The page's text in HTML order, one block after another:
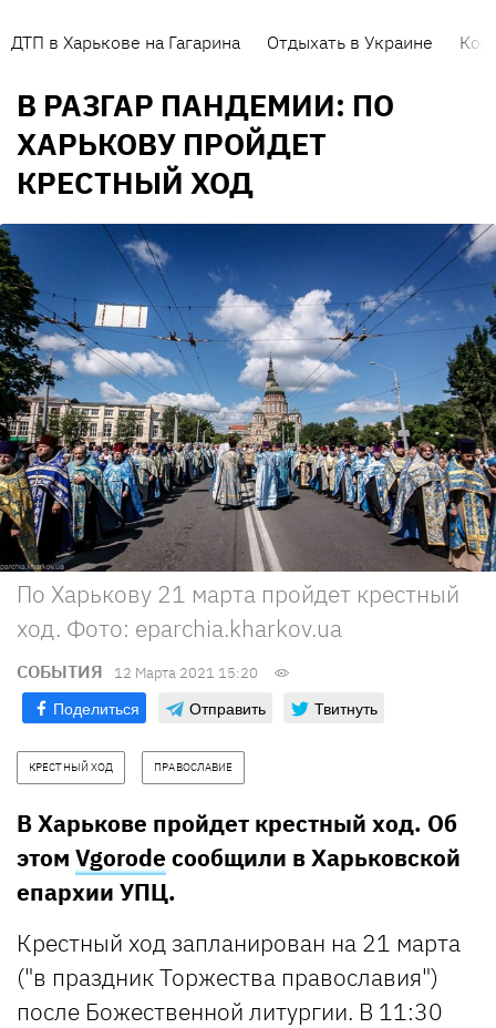
ДТП в Харькове на Гагарина Отдыхать в Украине
В РАЗГАР ПАНДЕМИИ: ПО
ХАРЬКОВУ ПРОЙДЕТ
КРЕСТНЫЙ ХОД
По Харькову 21 марта пройдет крестный
ход. Фото: eparchia.kharkov.ua
СОБЫТИЯ 12 Марта 2021 15:20
Поделиться Отправить Твитнуть
КРЕСТНЫЙ ХОД ПРАВОСЛАВИЕ
В Харькове пройдет крестный ход. Об
этом Vgorode сообщили в Харьковской
епархии УПЦ.
Крестный ход запланирован на 21 марта
("в праздник Торжества православия")
после Божественной литургии. В 11:30